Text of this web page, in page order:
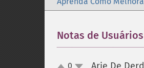
Notas de Usuários
0